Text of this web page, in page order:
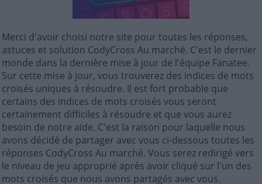
Merci d'avoir choisi notre site pour toutes les réponses,
astuces et solution CodyCross Au marché. C'est le dernier
monde dans la dernière mise à jour de l'équipe Fanatee.
Sur cette mise à jour, vous trouverez des indices de mots
croisés uniques à résoudre. Il est fort probable que
certains des indices de mots croisés vous seront
certainement difficiles à résoudre et que vous aurez
besoin de notre aide. C'est la raison pour laquelle nous
avons décidé de partager avec vous ci-dessous toutes les
réponses CodyCross Au marché. Vous serez redirigé vers
le niveau de jeu approprié après avoir cliqué sur l'un des
mots croisés que nous avons partagés avec vous.